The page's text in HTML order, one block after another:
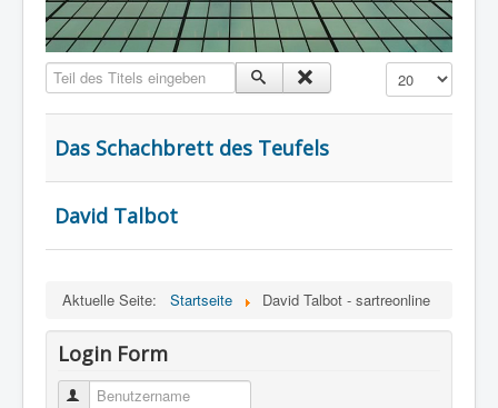
Videos
Links
Lexika
Rezensionen
Kontakt
Impressum
Teil des Titels eingeben Anzeige #
Das Schachbrett des Teufels
David Talbot
Aktuelle Seite: Startseite David Talbot - sartreonline
Login Form
Benutzername